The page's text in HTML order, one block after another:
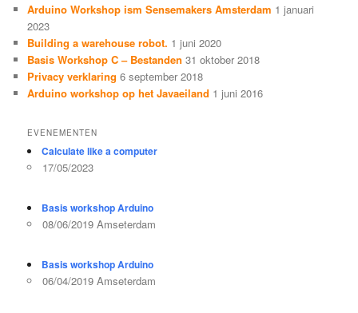
Arduino Workshop ism Sensemakers Amsterdam 1 januari
2023
Building a warehouse robot. 1 juni 2020
Basis Workshop C – Bestanden 31 oktober 2018
Privacy verklaring 6 september 2018
Arduino workshop op het Javaeiland 1 juni 2016
EVENEMENTEN
Calculate like a computer
17/05/2023
Basis workshop Arduino
08/06/2019 Amseterdam
Basis workshop Arduino
06/04/2019 Amseterdam